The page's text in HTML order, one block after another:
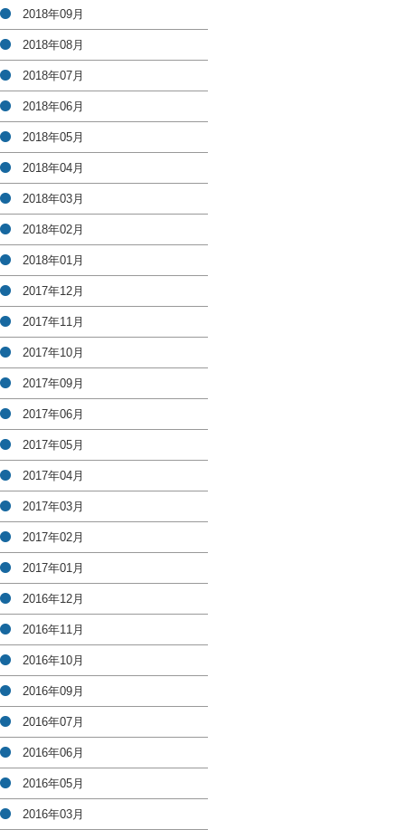
2018年09月
2018年08月
2018年07月
2018年06月
2018年05月
2018年04月
2018年03月
2018年02月
2018年01月
2017年12月
2017年11月
2017年10月
2017年09月
2017年06月
2017年05月
2017年04月
2017年03月
2017年02月
2017年01月
2016年12月
2016年11月
2016年10月
2016年09月
2016年07月
2016年06月
2016年05月
2016年03月